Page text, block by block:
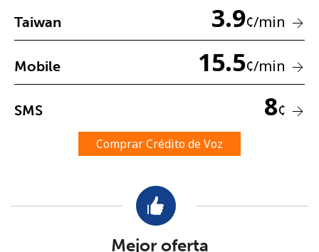
Mínimo 8 caracteres
Una letra mayúscula y una minúscula
Un caracter especial
Mantente en contacto para recibir nuestras mejores
Taiwan 3.9¢/min
Mobile 15.5¢/min
SMS 8¢
Comprar Crédito de Voz
Mejor oferta